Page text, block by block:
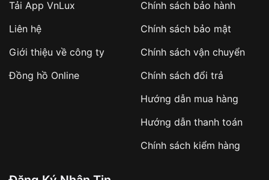
sản phẩm đặc biệt
hàng
Số tiền còn lại thanh toán khi nhận hàng hoặc
✔️ Đảm bảo xử lý đơn hàng nhanh chóng
✔️ Hạn chế tình trạng hủy đơn không mong
Tải App VnLux
Liên hệ
Giới thiệu về công ty
Đồng hồ Online
Chính sách bảo hành
Chính sách bảo mật
Chính sách vận chuyển
Chính sách đổi trả
Hướng dẫn mua hàng
Hướng dẫn thanh toán
Chính sách kiểm hàng